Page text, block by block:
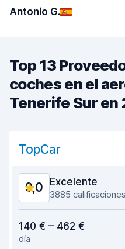
Antonio G.
Top 13
coches en el
Tenerife Sur en
TopCar
9,0 Excelente
3885 calificaciones
Fácil de encontrar
140 € – 462 €
día